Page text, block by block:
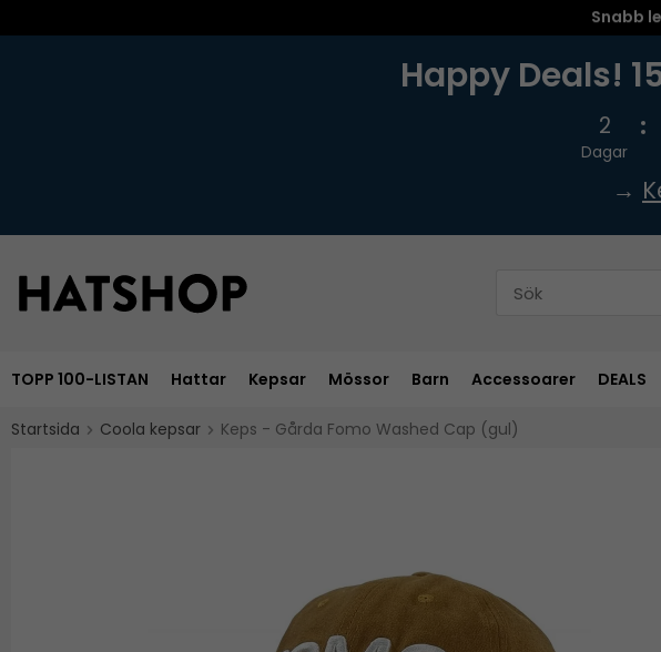
Snabb
Happy Deals!
2
Dagar
→
TOPP 100-LISTAN Hattar Kepsar Mössor Barn Accessoarer DEALS
Startsida Coola kepsar Keps - Gårda Fomo Washed Cap (gul)